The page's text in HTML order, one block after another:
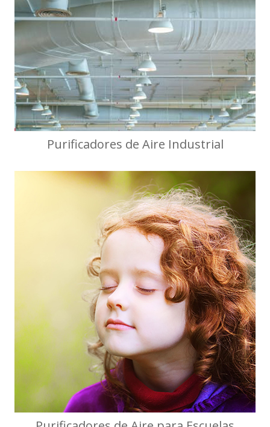
Purificadores de Aire Industrial